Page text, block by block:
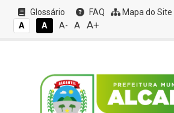
Glossário FAQ Mapa do Site
A
A A- A A+